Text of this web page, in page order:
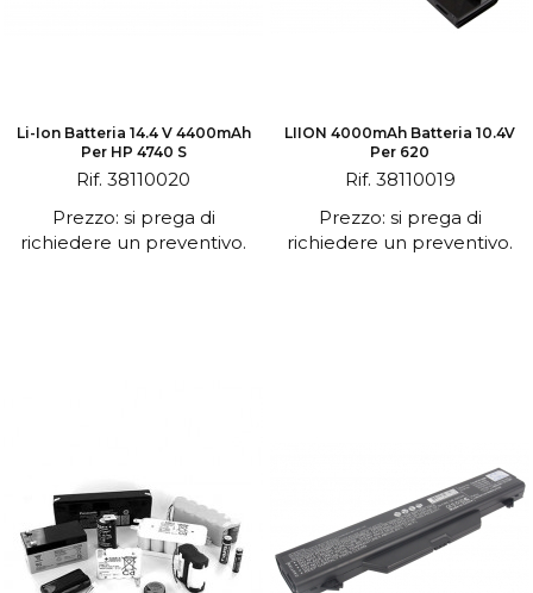
Li-Ion Batteria 14.4 V 4400mAh
Per HP 4740 S
Rif. 38110020
Prezzo: si prega di
richiedere un preventivo.
LIION 4000mAh Batteria 10.4V
Per 620
Rif. 38110019
Prezzo: si prega di
richiedere un preventivo.